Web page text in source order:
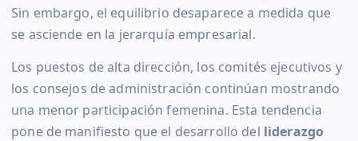
Sin embargo, el equilibrio desaparece a medida que
se asciende en la jerarquía empresarial.
Los puestos de alta dirección, los comités ejecutivos y
los consejos de administración continúan mostrando
una menor participación femenina. Esta tendencia
pone de manifiesto que el desarrollo del liderazgo